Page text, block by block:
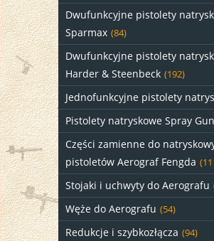
Dwufunkcyjne pistolety
Sparmax (84)
Dwufunkcyjne pistolety
Harder & Steenbeck (192)
Jednofunkcyjne pistolety
Pistolety natryskowe Spray Gun
Części zamienne do
pistoletów Aerograf Fengda
Stojaki i uchwyty do Aerografu
Węże do Aerografu (54)
Redukcje i szybkozłącza (94)